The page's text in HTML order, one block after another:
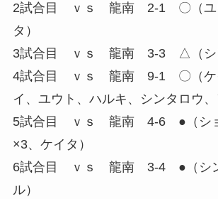
2試合目 ｖｓ 龍南 2-1 〇（ユ
タ）
3試合目 ｖｓ 龍南 3-3 △（シン
4試合目 ｖｓ 龍南 9-1 〇（ケ
イ、ユウト、ハルキ、シンタロウ、
5試合目 ｖｓ 龍南 4-6 ●（ショ
×3、ケイタ）
6試合目 ｖｓ 龍南 3-4 ●（シン
ル）